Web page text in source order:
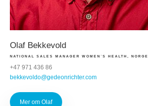
Olaf Bekkevold
NATIONAL SALES MANAGER WOMEN´S HEALTH, NORGE
+47 971 436 86
bekkevoldo@gedeonrichter.com
Mer om Olaf